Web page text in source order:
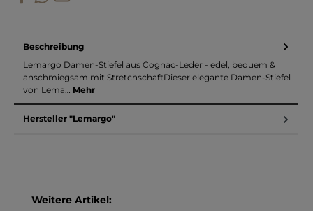
Beschreibung
Lemargo Damen-Stiefel aus Cognac-Leder - edel, bequem &
anschmiegsam mit StretchschaftDieser elegante Damen-Stiefel
von Lema… Mehr
Hersteller "Lemargo"
Produktgalerie überspringen
Weitere Artikel: